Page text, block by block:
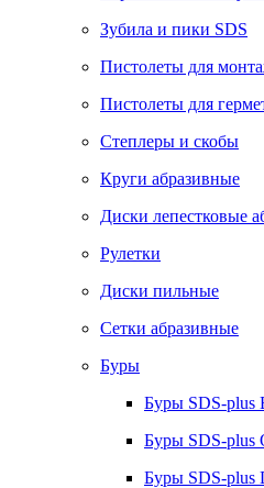
Зубила и пики SDS
Пистолеты для
Пистолеты для
Степлеры и скобы
Круги абразивные
Диски лепестковые
Рулетки
Диски пильные
Сетки абразивные
Буры
Буры SDS-plus
Буры SDS-plus
Буры SDS-plus